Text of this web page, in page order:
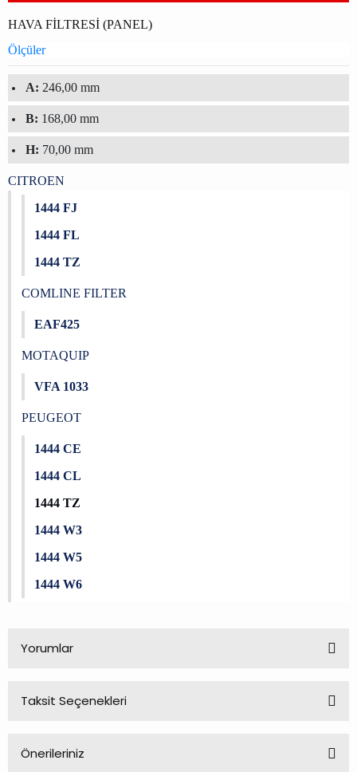
HAVA FİLTRESİ (PANEL)
Ölçüler
A: 246,00 mm
B: 168,00 mm
H: 70,00 mm
CITROEN
1444 FJ
1444 FL
1444 TZ
COMLINE FILTER
EAF425
MOTAQUIP
VFA 1033
PEUGEOT
1444 CE
1444 CL
1444 TZ
1444 W3
1444 W5
1444 W6
Yorumlar
Taksit Seçenekleri
Önerileriniz